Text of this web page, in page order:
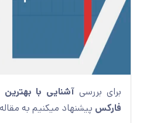
برای بررسی آشنایی با
فارکس پیشنهاد میکنیم به